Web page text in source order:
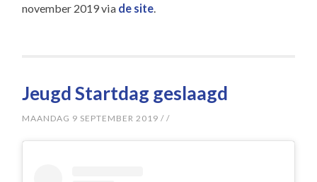
november 2019 via de site.
Jeugd Startdag geslaagd
MAANDAG 9 SEPTEMBER 2019 //